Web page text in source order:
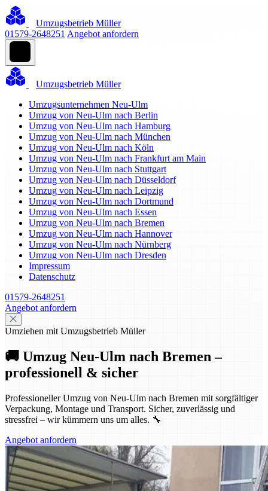
Umzugsbetrieb Müller
01579-2648251 Angebot anfordern
Umzugsbetrieb Müller
Umzugsunternehmen Neu-Ulm
Umzug von Neu-Ulm nach Berlin
Umzug von Neu-Ulm nach Hamburg
Umzug von Neu-Ulm nach München
Umzug von Neu-Ulm nach Köln
Umzug von Neu-Ulm nach Frankfurt am Main
Umzug von Neu-Ulm nach Stuttgart
Umzug von Neu-Ulm nach Düsseldorf
Umzug von Neu-Ulm nach Leipzig
Umzug von Neu-Ulm nach Dortmund
Umzug von Neu-Ulm nach Essen
Umzug von Neu-Ulm nach Bremen
Umzug von Neu-Ulm nach Hannover
Umzug von Neu-Ulm nach Nürnberg
Umzug von Neu-Ulm nach Dresden
Impressum
Datenschutz
01579-2648251
Angebot anfordern
Umziehen mit Umzugsbetrieb Müller
🚚 Umzug Neu-Ulm nach Bremen –
professionell & sicher
Professioneller Umzug von Neu-Ulm nach Bremen mit sorgfältiger
Verpackung, Montage und Transport. Sicher, zuverlässig und
stressfrei – wir kümmern uns um alles. 🔧
Angebot anfordern